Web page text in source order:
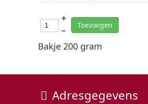
+
–
Toevoegen
Bakje 200 gram
Adresgegevens